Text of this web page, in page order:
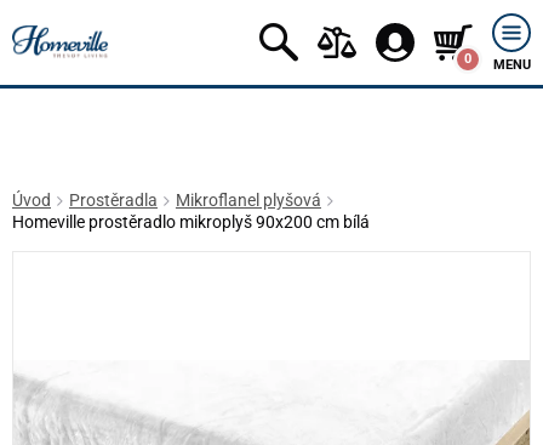
0 MENU
Úvod Prostěradla
Mikroflanel plyšová
Homeville prostěradlo mikroplyš 90x200 cm bílá